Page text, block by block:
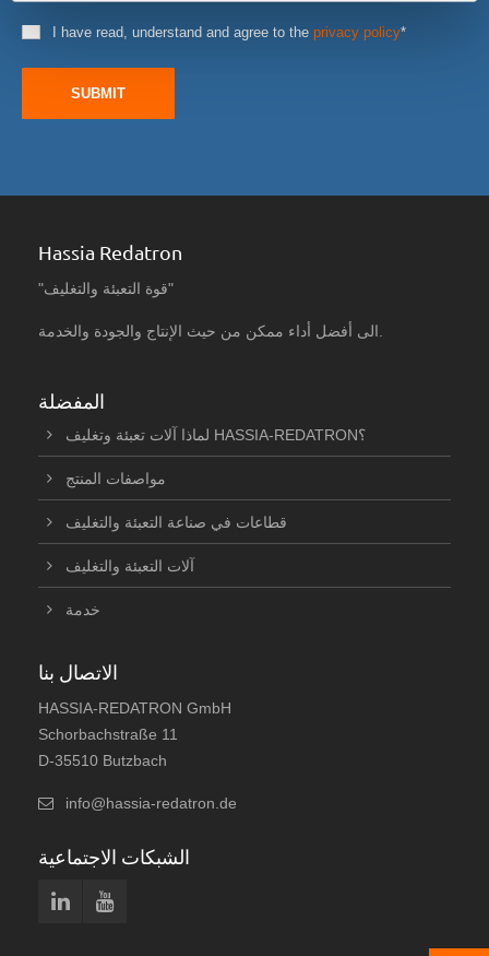
I have read, understand and agree to the privacy policy*
SUBMIT
Hassia Redatron
"قوة التعبئة والتغليف"
المفضلة
مواصفات المنتج
قطاعات في صناعة التعبئة والتغليف
آلات التعبئة والتغليف
خدمة
الاتصال بنا
HASSIA-REDATRON GmbH
Schorbachstraße 11
D-35510 Butzbach
info@hassia-redatron.de
الشبكات الاجتماعية